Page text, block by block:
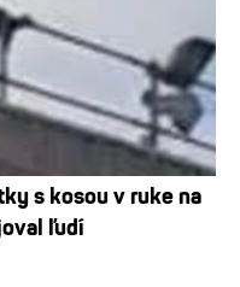
s kosou v ruke na
ľudí